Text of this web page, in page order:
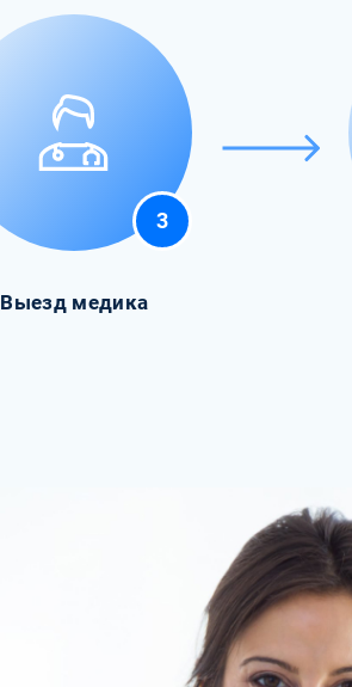
3
Выезд медика